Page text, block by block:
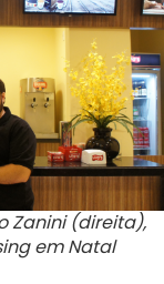
Zanini (direita),
em Natal